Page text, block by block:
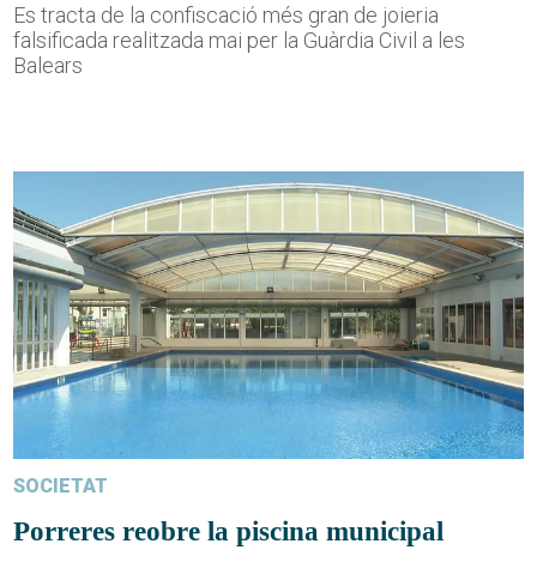
Es tracta de la confiscació més gran de joieria
falsificada realitzada mai per la Guàrdia Civil a les
Balears
SOCIETAT
Porreres reobre la piscina municipal